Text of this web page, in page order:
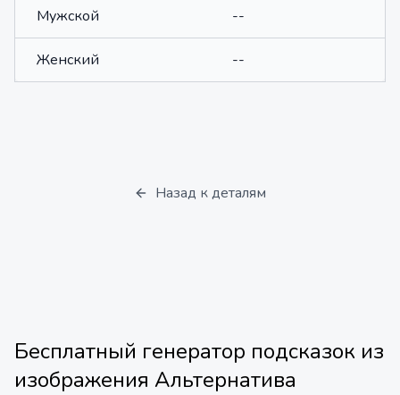
Мужской --
Женский --
Назад к деталям
Бесплатный генератор подсказок из
изображения Альтернатива